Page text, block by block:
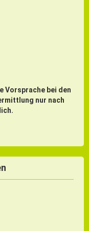
Vorsprache bei den
nur nach